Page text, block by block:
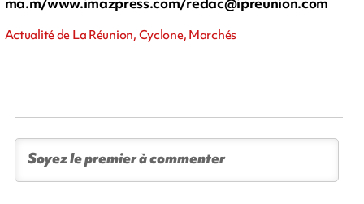
Actualité de La Réunion, Cyclone, Marchés